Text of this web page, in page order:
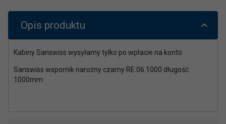
Opis produktu
Kabiny Sanswiss wysyłamy tylko po wpłacie na konto
Sanswiss wspornik narożny czarny RE.06.1000 długość
1000mm